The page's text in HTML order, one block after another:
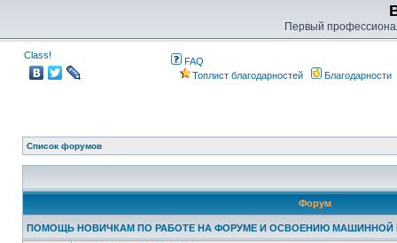
Первый
Class!
FAQ
Топлист благодарностей
Благодарности
Список форумов
Форум
ПОМОЩЬ НОВИЧКАМ ПО РАБОТЕ НА ФОРУМЕ И ОСВОЕНИЮ